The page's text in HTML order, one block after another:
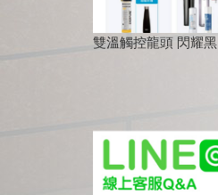
雙溫觸控龍頭 閃耀黑